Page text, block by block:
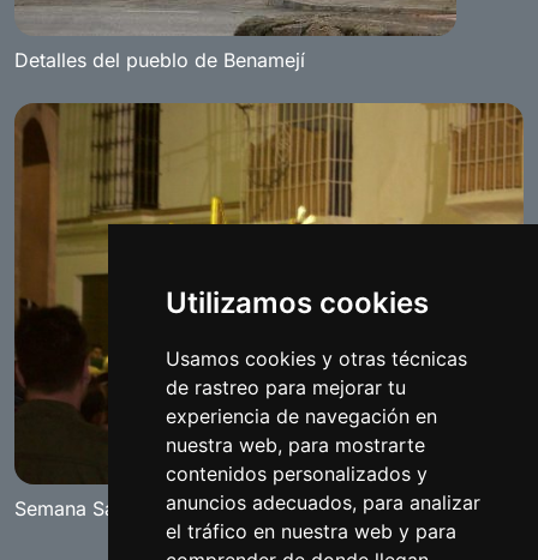
Utilizamos cookies
Usamos cookies y otras técnicas
de rastreo para mejorar tu
experiencia de navegación en
nuestra web, para mostrarte
contenidos personalizados y
anuncios adecuados, para analizar
el tráfico en nuestra web y para
Detalles del pueblo de Benamejí
Semana Santa 2009